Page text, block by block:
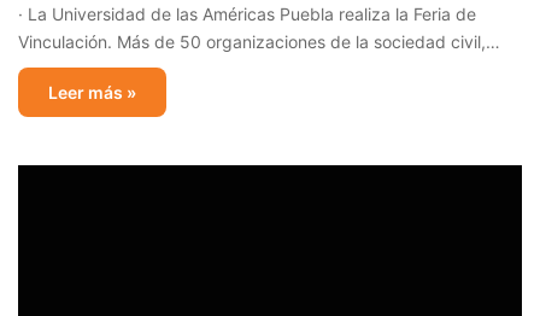
· La Universidad de las Américas Puebla realiza la Feria de
Vinculación. Más de 50 organizaciones de la sociedad civil,…
Leer más »